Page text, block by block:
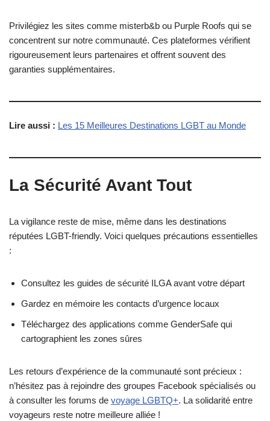
Privilégiez les sites comme misterb&b ou Purple Roofs qui se
concentrent sur notre communauté. Ces plateformes vérifient
rigoureusement leurs partenaires et offrent souvent des
garanties supplémentaires.
Lire aussi : Les 15 Meilleures Destinations LGBT au Monde
La Sécurité Avant Tout
La vigilance reste de mise, même dans les destinations
réputées LGBT-friendly. Voici quelques précautions essentielles
:
Consultez les guides de sécurité ILGA avant votre départ
Gardez en mémoire les contacts d’urgence locaux
Téléchargez des applications comme GenderSafe qui
cartographient les zones sûres
Les retours d’expérience de la communauté sont précieux :
n’hésitez pas à rejoindre des groupes Facebook spécialisés ou
à consulter les forums de voyage LGBTQ+. La solidarité entre
voyageurs reste notre meilleure alliée !